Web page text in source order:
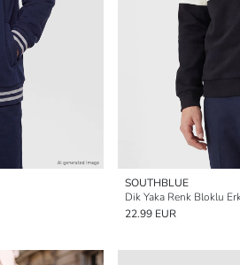
SOUTHBLUE
Dik Yaka Renk Bloklu
22.99 EUR